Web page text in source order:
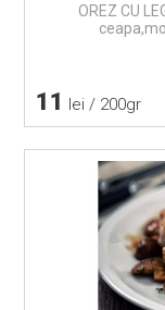
OREZ CU
11 lei / 200gr